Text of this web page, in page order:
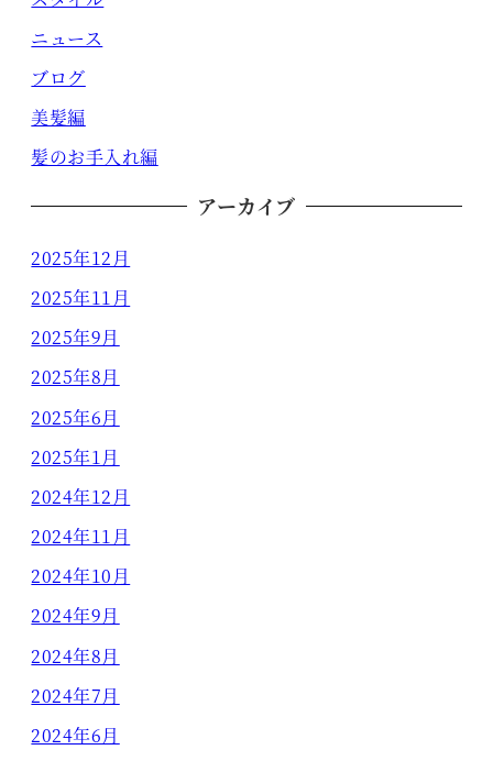
ニュース
ブログ
美髪編
髪のお手入れ編
アーカイブ
2025年12月
2025年11月
2025年9月
2025年8月
2025年6月
2025年1月
2024年12月
2024年11月
2024年10月
2024年9月
2024年8月
2024年7月
2024年6月